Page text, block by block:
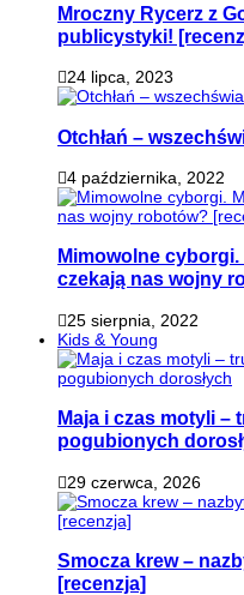
Mroczny Rycerz z
publicystyki!
24 lipca, 2023
Otchłań –
4 października, 2022
Mimowolne
czekają nas wojny
25 sierpnia, 2022
Kids & Young
Maja i czas motyli –
pogubionych
29 czerwca, 2026
Smocza krew –
[recenzja]